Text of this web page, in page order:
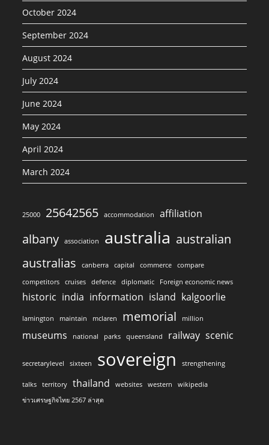
October 2024
September 2024
August 2024
July 2024
June 2024
May 2024
April 2024
March 2024
25000 25642565 accommodation affiliation
albany association australia australian
australias
canberra capital commerce
compare
competitors
cruises defence diplomatic Foreign economic news
historic india information island kalgoorlie
lamington maintain mclaren memorial million
museums national parks queensland railway scenic
secretarylevel sixteen sovereign strengthening
talks territory thailand websites western
wikipedia
ข่าวเศรษฐกิจไทย 2567 ล่าสุด